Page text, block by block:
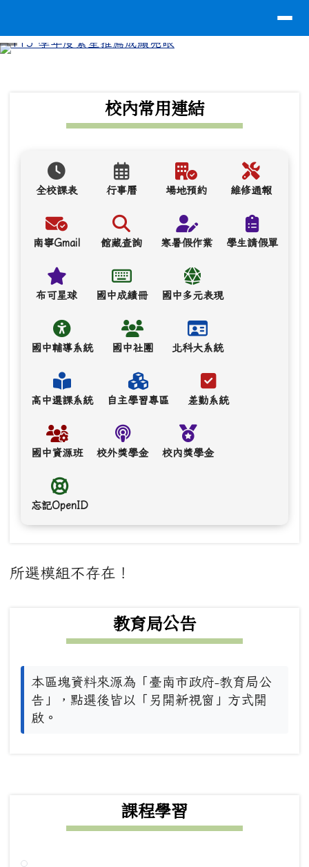
上中區域內容校內常用連結
全校課表 行事曆 場地預約 維修通報
南寧Gmail 館藏查詢 寒暑假作業 學生請假單
布可星球 國中成績冊 國中多元表現
國中輔導系統 國中社團 北科大系統
高中選課系統 自主學習專區 差勤系統
國中資源班 校外獎學金 校內獎學金
忘記OpenID
主內容區域
所選模組不存在！
教育局公告
本區塊資料來源為「臺南市政府-教育局公
告」，點選後皆以「另開新視窗」方式開
啟。
課程學習